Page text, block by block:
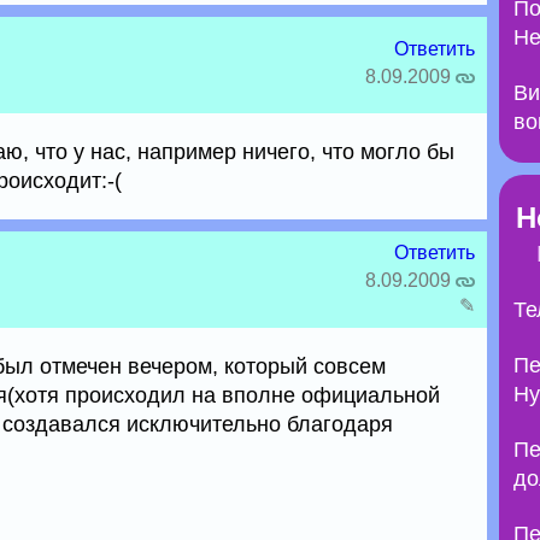
Ответить
8.09.2009
что у нас, например ничего, что могло бы
(
Ответить
8.09.2009
✎
отмечен вечером, который совсем
происходил на вполне официальной
исключительно благодаря